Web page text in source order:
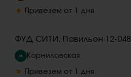
Привезем от 1 дня
ФУД СИТИ, Павильон 12-048
Корниловская
Привезем от 1 дня